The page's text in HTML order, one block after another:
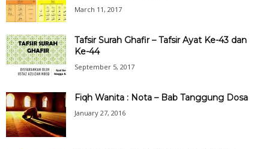
March 11, 2017
Tafsir Surah Ghafir – Tafsir Ayat Ke-43 dan
Ke-44
September 5, 2017
Fiqh Wanita : Nota – Bab Tanggung Dosa
January 27, 2016